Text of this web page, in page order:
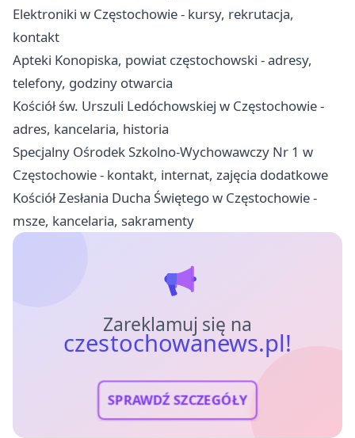
Elektroniki w Częstochowie - kursy, rekrutacja,
kontakt
Apteki Konopiska, powiat częstochowski - adresy,
telefony, godziny otwarcia
Kościół św. Urszuli Ledóchowskiej w Częstochowie -
adres, kancelaria, historia
Specjalny Ośrodek Szkolno-Wychowawczy Nr 1 w
Częstochowie - kontakt, internat, zajęcia dodatkowe
Kościół Zesłania Ducha Świętego w Częstochowie -
msze, kancelaria, sakramenty
Zareklamuj się na
czestochowanews.pl!
SPRAWDŹ SZCZEGÓŁY